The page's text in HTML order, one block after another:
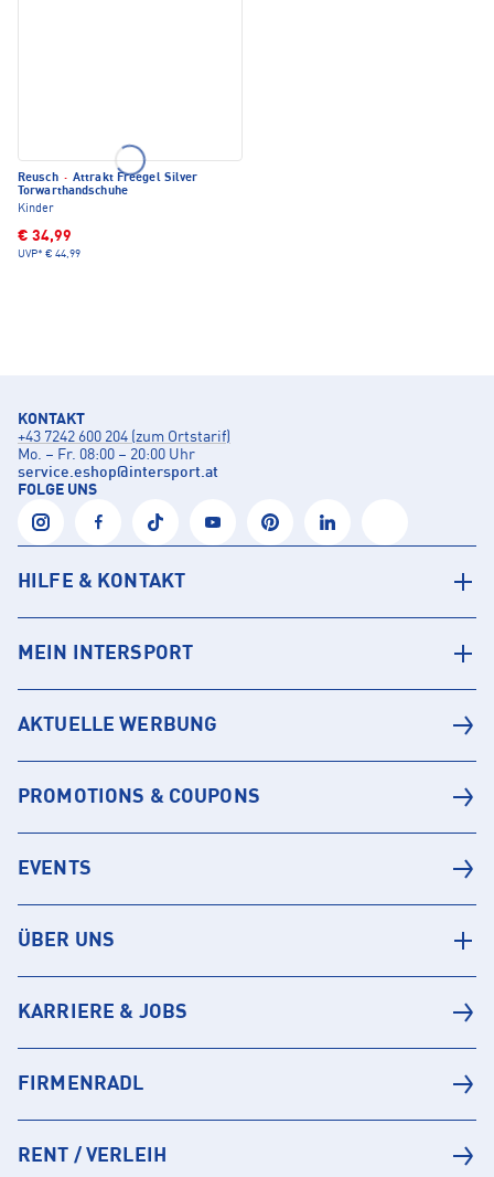
Reusch · Attrakt Freegel Silver
Torwarthandschuhe
Kinder
€ 34,99
UVP* € 44,99
KONTAKT
+43 7242 600 204 (zum Ortstarif)
Mo. – Fr. 08:00 – 20:00 Uhr
service.eshop@intersport.at
FOLGE UNS
HILFE & KONTAKT
MEIN INTERSPORT
AKTUELLE WERBUNG
PROMOTIONS & COUPONS
EVENTS
ÜBER UNS
KARRIERE & JOBS
FIRMENRADL
RENT / VERLEIH